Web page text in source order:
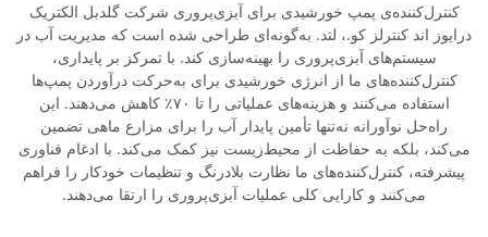
کنترل‌کننده‌ی پمپ خورشیدی برای آبزی‌پروری شرکت گلدبل الکتریک
درایوز اند کنترلز کو.، لتد. به‌گونه‌ای طراحی شده است که مدیریت آب در
سیستم‌های آبزی‌پروری را بهینه‌سازی کند. با تمرکز بر پایداری،
کنترل‌کننده‌های ما از انرژی خورشیدی برای به‌حرکت درآوردن پمپ‌ها
استفاده می‌کنند و هزینه‌های عملیاتی را تا ۷۰٪ کاهش می‌دهند. این
راه‌حل نوآورانه نه‌تنها تأمین پایدار آب را برای مزارع ماهی تضمین
می‌کند، بلکه به حفاظت از محیط‌زیست نیز کمک می‌کند. با ادغام فناوری
پیشرفته، کنترل‌کننده‌های ما نظارت بلادرنگ و تنظیمات خودکار را فراهم
می‌کنند و کارایی کلی عملیات آبزی‌پروری را ارتقا می‌دهند.